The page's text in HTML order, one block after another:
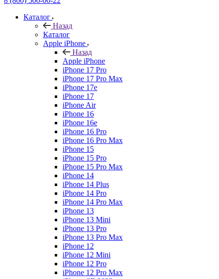
Каталог
Назад
Каталог
Apple iPhone
Назад
Apple iPhone
iPhone 17 Pro
iPhone 17 Pro Max
iPhone 17e
iPhone 17
iPhone Air
iPhone 16
iPhone 16e
iPhone 16 Pro
iPhone 16 Pro Max
iPhone 15
iPhone 15 Pro
iPhone 15 Pro Max
iPhone 14
iPhone 14 Plus
iPhone 14 Pro
iPhone 14 Pro Max
iPhone 13
iPhone 13 Mini
iPhone 13 Pro
iPhone 13 Pro Max
iPhone 12
iPhone 12 Mini
iPhone 12 Pro
iPhone 12 Pro Max